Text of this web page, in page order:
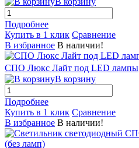
Подробнее
Купить в 1 клик Сравнение
В избранное В наличии!
СПО Люкс Лайт под LED лампы
В корзину
Подробнее
Купить в 1 клик Сравнение
В избранное В наличии!